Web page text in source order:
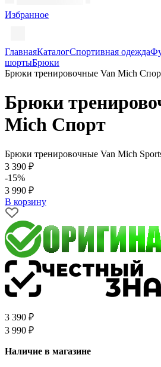
Избранное
ГлавнаяКаталогСпортивная одежда
шортыБрюки
Брюки тренировочные Van Mich
Брюки
Mich Спорт
Брюки тренировочные Van Mich
3 390 ₽
-15%
3 990 ₽
В корзину
3 390 ₽
3 990 ₽
Наличие в магазине